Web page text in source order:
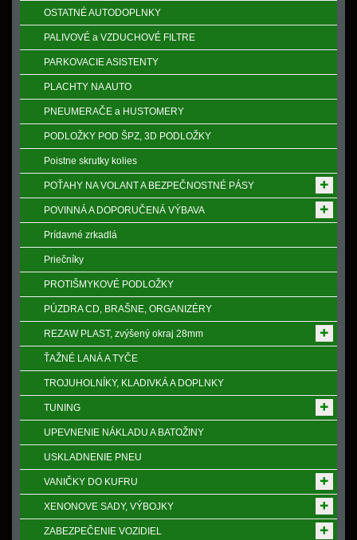
OSTATNÉ AUTODOPLNKY
PALIVOVÉ a VZDUCHOVÉ FILTRE
PARKOVACIE ASISTENTY
PLACHTY NA AUTO
PNEUMERAČE a HUSTOMERY
PODLOŽKY POD ŠPZ, 3D PODLOŽKY
Poistne skrutky kolies
POŤAHY NA VOLANT A BEZPEČNOSTNÉ PÁSY
POVINNÁ A DOPORUČENÁ VÝBAVA
Prídavné zrkadlá
Priečníky
PROTIŠMYKOVÉ PODLOŽKY
PÚZDRA CD, BRAŠNE, ORGANIZÉRY
REZAW PLAST, zvýšený okraj 28mm
ŤAŽNÉ LANÁ A TYČE
TROJUHOLNÍKY, KLADIVKÁ A DOPLNKY
TUNING
UPEVNENIE NÁKLADU A BATOŽINY
USKLADNENIE PNEU
VANIČKY DO KUFRU
XENONOVE SADY, VÝBOJKY
ZABEZPEČENIE VOZIDIEL